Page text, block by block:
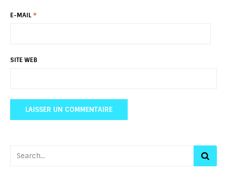
E-MAIL *
SITE WEB